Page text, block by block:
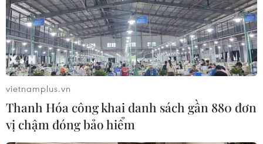
vietnamplus.vn
Thanh Hóa công khai danh sách gần 880 đơn
vị chậm đóng bảo hiểm